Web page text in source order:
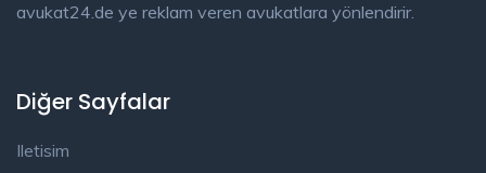
avukat24.de ye reklam veren avukatlara yönlendirir.
Diğer Sayfalar
Iletisim